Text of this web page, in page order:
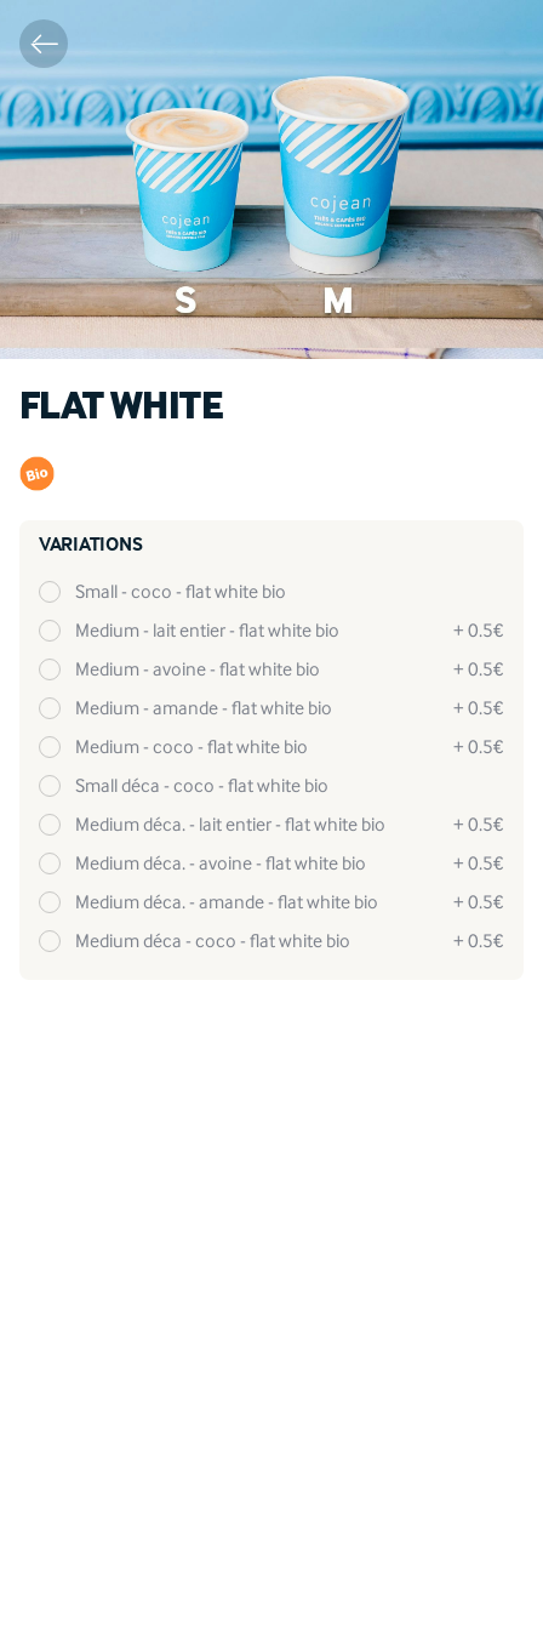
FLAT WHITE
VARIATIONS
small - coco - flat white bio
medium - lait entier - flat white bio
+ 0.5€
medium - avoine - flat white bio
+ 0.5€
medium - amande - flat white bio
+ 0.5€
medium - coco - flat white bio
+ 0.5€
small déca - coco - flat white bio
medium déca. - lait entier - flat white bio
+ 0.5€
medium déca. - avoine - flat white bio
+ 0.5€
medium déca. - amande - flat white bio
+ 0.5€
medium déca - coco - flat white bio
+ 0.5€